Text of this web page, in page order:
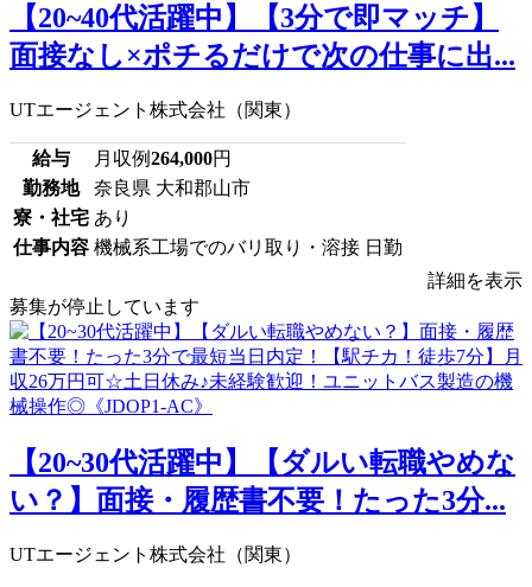
【20~40代活躍中】【3分で即マッチ】
面接なし×ポチるだけで次の仕事に出...
UTエージェント株式会社（関東）
給与 月収例264,000円
勤務地
奈良県 大和郡山市
寮・社宅 あり
仕事内容 機械系工場でのバリ取り・溶接 日勤
詳細を表示
募集が停止しています
【20~30代活躍中】【ダルい転職やめな
い？】面接・履歴書不要！たった3分...
UTエージェント株式会社（関東）